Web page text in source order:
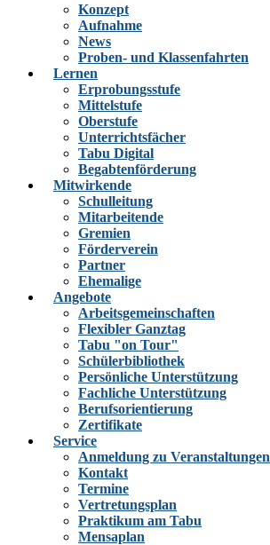
Konzept
Aufnahme
News
Proben- und Klassenfahrten
Lernen
Erprobungsstufe
Mittelstufe
Oberstufe
Unterrichtsfächer
Tabu Digital
Begabtenförderung
Mitwirkende
Schulleitung
Mitarbeitende
Gremien
Förderverein
Partner
Ehemalige
Angebote
Arbeitsgemeinschaften
Flexibler Ganztag
Tabu "on Tour"
Schülerbibliothek
Persönliche Unterstützung
Fachliche Unterstützung
Berufsorientierung
Zertifikate
Service
Anmeldung zu Veranstaltungen
Kontakt
Termine
Vertretungsplan
Praktikum am Tabu
Mensaplan